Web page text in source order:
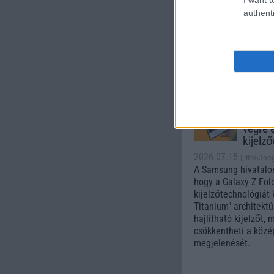
| Android
OnePlus
realme működését
átalakíthatja.
végre
2026.07.15 |
A Samsung
hogy a Galaxy Z
kijelzőtechnológiát
Titanium"
hajlítható kijelzőt,
csökkentheti a
megjelenését.